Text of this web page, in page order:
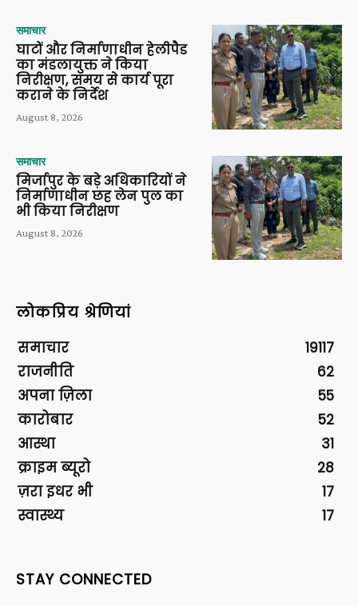
समाचार
घाटों और निर्माणाधीन हेलीपैड
का मंडलायुक्त ने किया
निरीक्षण, समय से कार्य पूरा
कराने के निर्देश
August 8, 2026
समाचार
मिर्जापुर के बड़े अधिकारियों ने
निर्माणाधीन छह लेन पुल का
भी किया निरीक्षण
August 8, 2026
लोकप्रिय श्रेणियां
समाचार
19117
राजनीति
62
अपना ज़िला
55
कारोबार
52
आस्था
31
क्राइम ब्यूरो
28
ज़रा इधर भी
17
स्वास्थ्य
17
STAY CONNECTED